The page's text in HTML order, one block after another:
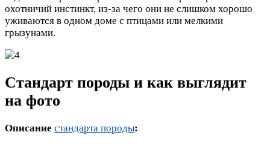
охотничий инстинкт, из-за чего они не слишком хорошо
уживаются в одном доме с птицами или мелкими
грызунами.
Стандарт породы и как выглядит
на фото
Описание стандарта породы: